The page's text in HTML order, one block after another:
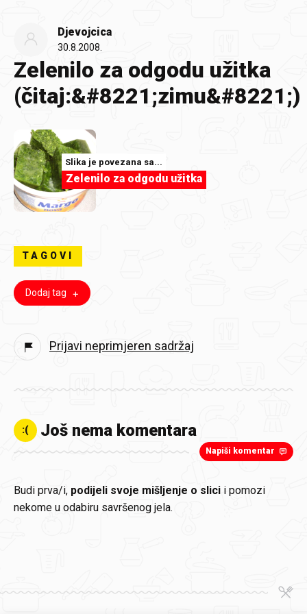
Djevojcica
30.8.2008.
Zelenilo za odgodu užitka
(čitaj:&#8221;zimu&#8221;)
Slika je povezana sa...
Zelenilo za odgodu užitka
TAGOVI
Dodaj tag
Prijavi neprimjeren sadržaj
:( Još nema komentara
Napiši komentar
Budi prva/i, podijeli svoje mišljenje o slici i pomozi
nekome u odabiru savršenog jela.